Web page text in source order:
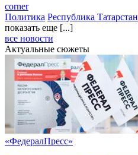
corner
Политика Республика Татарстан
показать еще [...]
все новости
Актуальные сюжеты
«ФедералПресс»